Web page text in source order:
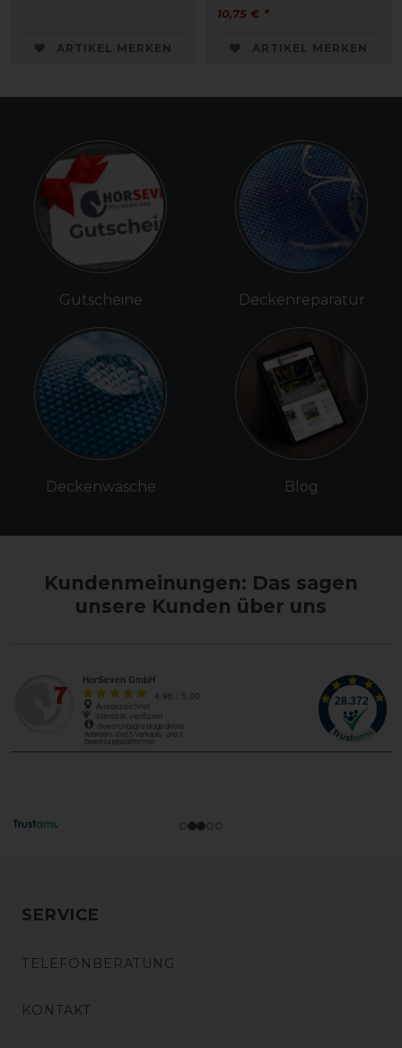
ARTIKEL MERKEN
10,75 € *
ARTIKEL MERKEN
Gutscheine
Deckenwäsche
Deckenreparatur
Blog
Kundenmeinungen: Das sagen
unsere Kunden über uns
SERVICE
TELEFONBERATUNG
KONTAKT